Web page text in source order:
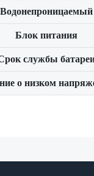
Водонепроницаемый
Блок питания
службы
о низком